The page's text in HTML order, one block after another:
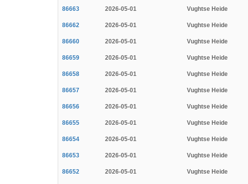
86663 2026-05-01 Vughtse Heide
86662 2026-05-01 Vughtse Heide
86660 2026-05-01 Vughtse Heide
86659 2026-05-01 Vughtse Heide
86658 2026-05-01 Vughtse Heide
86657 2026-05-01 Vughtse Heide
86656 2026-05-01 Vughtse Heide
86655 2026-05-01 Vughtse Heide
86654 2026-05-01 Vughtse Heide
86653 2026-05-01 Vughtse Heide
86652 2026-05-01 Vughtse Heide